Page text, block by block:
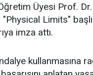
Üyesi Prof.
Limits"
imza attı.
kullanmasına